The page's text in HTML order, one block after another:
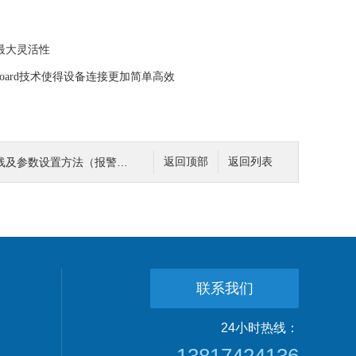
大灵活性
技术使得设备连接更加简单高效
返回列表
返回顶部
设置方法（报警、通讯、变送）
联系我们
24小时热线：